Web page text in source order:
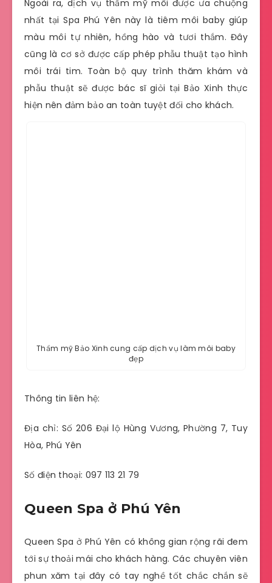
Ngoài ra, dịch vụ thẩm mỹ môi được ưa chuộng
nhất tại Spa Phú Yên này là tiêm môi baby giúp
màu môi tự nhiên, hồng hào và tươi thắm. Đây
cũng là cơ sở được cấp phép phẫu thuật tạo hình
môi trái tim. Toàn bộ quy trình thăm khám và
phẫu thuật sẽ được bác sĩ giỏi tại Bảo Xinh thực
hiện nên đảm bảo an toàn tuyệt đối cho khách.
Thẩm mỹ Bảo Xinh cung cấp dịch vụ làm môi baby
đẹp
Thông tin liên hệ:
Địa chỉ: Số 206 Đại lộ Hùng Vương, Phường 7, Tuy
Hòa, Phú Yên
Số điện thoại: 097 113 21 79
Queen Spa ở Phú Yên
Queen Spa ở Phú Yên có không gian rộng rãi đem
tới sự thoải mái cho khách hàng. Các chuyên viên
phun xăm tại đây có tay nghề tốt chắc chắn sẽ